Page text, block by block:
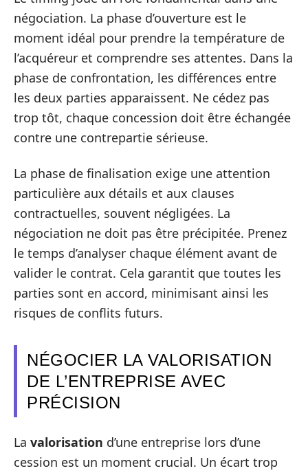
négociation. La phase d’ouverture est le
moment idéal pour prendre la température de
l’acquéreur et comprendre ses attentes. Dans la
phase de confrontation, les différences entre
les deux parties apparaissent. Ne cédez pas
trop tôt, chaque concession doit être échangée
contre une contrepartie sérieuse.
La phase de finalisation exige une attention
particulière aux détails et aux clauses
contractuelles, souvent négligées. La
négociation ne doit pas être précipitée. Prenez
le temps d’analyser chaque élément avant de
valider le contrat. Cela garantit que toutes les
parties sont en accord, minimisant ainsi les
risques de conflits futurs.
NÉGOCIER LA VALORISATION
DE L’ENTREPRISE AVEC
PRÉCISION
La valorisation d’une entreprise lors d’une
cession est un moment crucial. Un écart trop